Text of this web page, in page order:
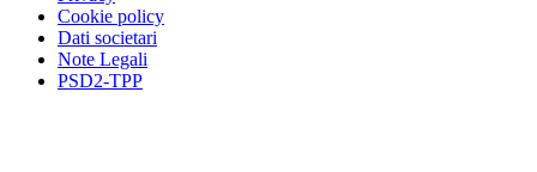
Cookie policy
Dati societari
Note Legali
PSD2-TPP